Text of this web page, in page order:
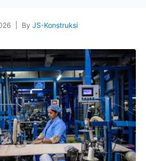
By JS-Konstruksi